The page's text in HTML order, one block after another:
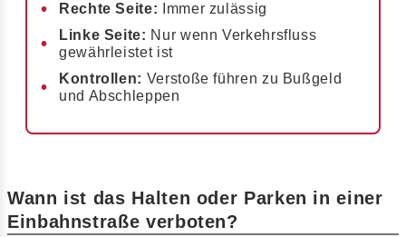
Rechte Seite: Immer zulässig
Linke Seite: Nur wenn Verkehrsfluss
gewährleistet ist
Kontrollen: Verstoße führen zu Bußgeld
und Abschleppen
Wann ist das Halten oder Parken in einer
Einbahnstraße verboten?